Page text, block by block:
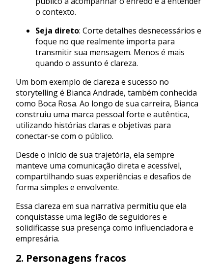
o contexto.
Seja direto: Corte detalhes desnecessários e
foque no que realmente importa para
transmitir sua mensagem. Menos é mais
quando o assunto é clareza.
Um bom exemplo de clareza e sucesso no
storytelling é Bianca Andrade, também conhecida
como Boca Rosa. Ao longo de sua carreira, Bianca
construiu uma marca pessoal forte e autêntica,
utilizando histórias claras e objetivas para
conectar-se com o público.
Desde o início de sua trajetória, ela sempre
manteve uma comunicação direta e acessível,
compartilhando suas experiências e desafios de
forma simples e envolvente.
Essa clareza em sua narrativa permitiu que ela
conquistasse uma legião de seguidores e
solidificasse sua presença como influenciadora e
empresária.
2. Personagens fracos